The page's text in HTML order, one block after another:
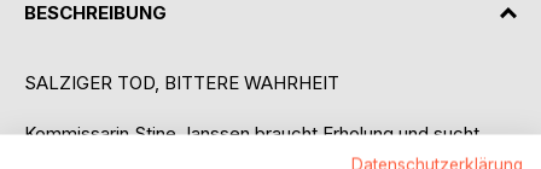
BESCHREIBUNG
SALZIGER TOD, BITTERE WAHRHEIT
Kommissarin Stine Janssen braucht Erholung und sucht
eine Auszeit bei ihrem Onkel im idyllischen Holtenau an der
Datenschutzerklärung